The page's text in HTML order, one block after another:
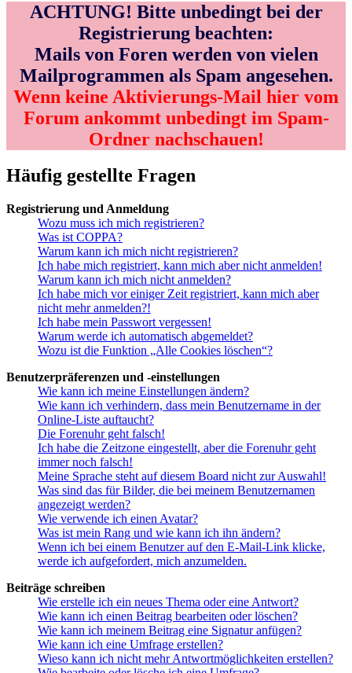
ACHTUNG! Bitte unbedingt bei der
Registrierung beachten:
Mails von Foren werden von vielen
Mailprogrammen als Spam angesehen.
Wenn keine Aktivierungs-Mail hier vom
Forum ankommt unbedingt im Spam-
Ordner nachschauen!
Häufig gestellte Fragen
Registrierung und Anmeldung
Wozu muss ich mich registrieren?
Was ist COPPA?
Warum kann ich mich nicht registrieren?
Ich habe mich registriert, kann mich aber nicht anmelden!
Warum kann ich mich nicht anmelden?
Ich habe mich vor einiger Zeit registriert, kann mich aber
nicht mehr anmelden?!
Ich habe mein Passwort vergessen!
Warum werde ich automatisch abgemeldet?
Wozu ist die Funktion „Alle Cookies löschen“?
Benutzerpräferenzen und -einstellungen
Wie kann ich meine Einstellungen ändern?
Wie kann ich verhindern, dass mein Benutzername in der
Online-Liste auftaucht?
Die Forenuhr geht falsch!
Ich habe die Zeitzone eingestellt, aber die Forenuhr geht
immer noch falsch!
Meine Sprache steht auf diesem Board nicht zur Auswahl!
Was sind das für Bilder, die bei meinem Benutzernamen
angezeigt werden?
Wie verwende ich einen Avatar?
Was ist mein Rang und wie kann ich ihn ändern?
Wenn ich bei einem Benutzer auf den E-Mail-Link klicke,
werde ich aufgefordert, mich anzumelden.
Beiträge schreiben
Wie erstelle ich ein neues Thema oder eine Antwort?
Wie kann ich einen Beitrag bearbeiten oder löschen?
Wie kann ich meinem Beitrag eine Signatur anfügen?
Wie kann ich eine Umfrage erstellen?
Wieso kann ich nicht mehr Antwortmöglichkeiten erstellen?